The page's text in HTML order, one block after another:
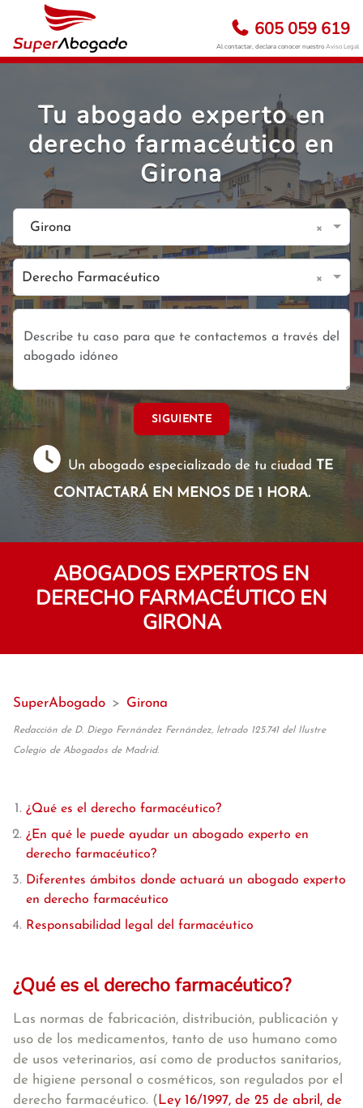
605 059 619
Al contactar, declara conocer nuestroAviso Legal
Tu abogado experto en
derecho farmacéutico en
Girona
Girona ×
Derecho Farmacéutico ×
SIGUIENTE
Un abogado especializado de tu ciudad TE
CONTACTARÁ EN MENOS DE 1 HORA.
ABOGADOS EXPERTOS EN
DERECHO FARMACÉUTICO EN
GIRONA
SuperAbogado > Girona
Redacción de D. Diego Fernández Fernández, letrado 125.741 del Ilustre
Colegio de Abogados de Madrid.
¿Qué es el derecho farmacéutico?
¿En qué le puede ayudar un abogado experto en
derecho farmacéutico?
Diferentes ámbitos donde actuará un abogado experto
en derecho farmacéutico
Responsabilidad legal del farmacéutico
¿Qué es el derecho farmacéutico?
Las normas de fabricación, distribución, publicación y
uso de los medicamentos, tanto de uso humano como
de usos veterinarios, así como de productos sanitarios,
de higiene personal o cosméticos, son regulados por el
derecho farmacéutico. ( Ley 16/1997, de 25 de abril, de